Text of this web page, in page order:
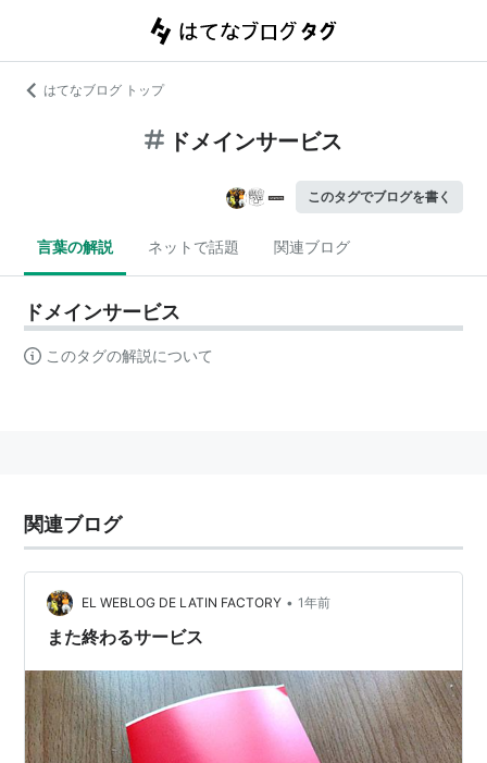
はてなブログ トップ
ドメインサービス
このタグでブログを書く
言葉の解説 ネットで話題 関連ブログ
ドメインサービス
このタグの解説について
関連ブログ
EL WEBLOG DE LATIN FACTORY • 1年前
また終わるサービス